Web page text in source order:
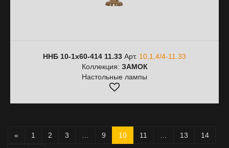
ННБ 10-1х60-414 11.33 Арт. 10,1,4/4-11.33
Коллекция: ЗАМОК
Настольные лампы
« 1 2 3 9 10 11 13 14